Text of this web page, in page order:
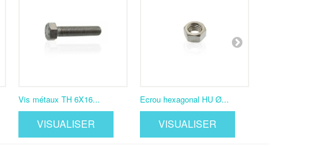
Vis métaux TH 6X16...
VISUALISER
Ecrou hexagonal HU Ø...
VISUALISER